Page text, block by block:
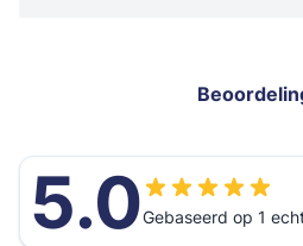
5.0Gebaseerd op 1